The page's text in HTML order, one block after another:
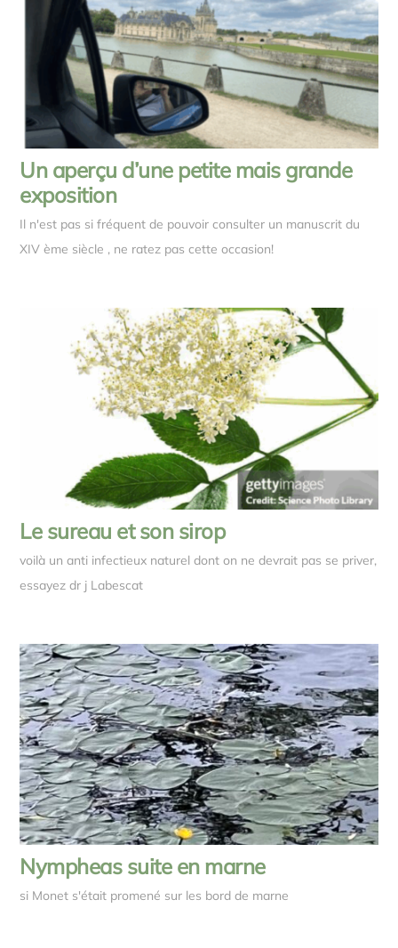
Un aperçu d’une petite mais grande
exposition
Il n'est pas si fréquent de pouvoir consulter un manuscrit du
XIV ème siècle , ne ratez pas cette occasion!
Le sureau et son sirop
voilà un anti infectieux naturel dont on ne devrait pas se priver,
essayez dr j Labescat
Nympheas suite en marne
si Monet s'était promené sur les bord de marne